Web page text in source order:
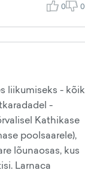
0 0
liikumiseks - kõik
-
Kathikase
poolsaarele),
lõunaosas, kus
Larnaca